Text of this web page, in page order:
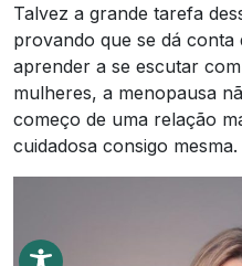
Talvez a grande tarefa
provando que se dá conta
aprender a se escutar
mulheres, a menopausa
começo de uma relação
cuidadosa consigo mesma.